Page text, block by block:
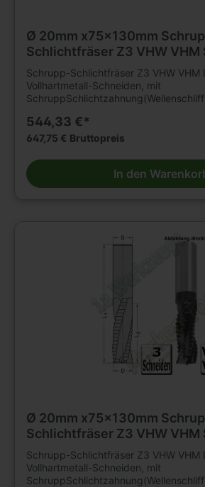
Ø 20mm x75x130mm
Schlichtfräser Z3 VHW VHM
Beschichtet
Schrupp-Schlichtfräser Z3 VHW VHM
Vollhartmetall-Schneiden, mit
mechanischen Vorschub. Mit
Verschleißfestigkeit und längere
Qualität von Holz- und
unterschiedlichster Zusammensetzung
Oberfräsen. Hohe Standzeiten und
544,33 €*
647,75 € Bruttopreis
In den
Ø 20mm x75x130mm
Schlichtfräser Z3 VHW VHM
Beschichtet komplett mit
Schrupp-Schlichtfräser Z3 VHW VHM
Vollhartmetall-Schneiden, mit